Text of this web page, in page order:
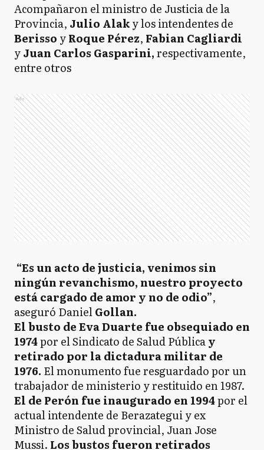
Acompañaron el ministro de Justicia de la
Provincia, Julio Alaky los intendentes de
Berisso yRoque Pérez, Fabian Cagliardi
yJuan Carlos Gasparini,respectivamente,
entre otros
Ads
“Es un acto de justicia, venimos sin
ningún revanchismo, nuestro proyecto
está cargado de amor y no de odio”,
aseguró DanielGollan.
El busto de Eva Duarte fue obsequiado en
1974por el Sindicato de Salud Públicay
retirado por la dictadura militar de
1976. El monumento fue resguardado por un
trabajador de ministerio y restituido en 1987.
El de Perón fue inaugurado en 1994por el
actual intendente de Berazategui y ex
Ministro de Salud provincial, Juan Jose
Mussi. Los bustos fueron retirados